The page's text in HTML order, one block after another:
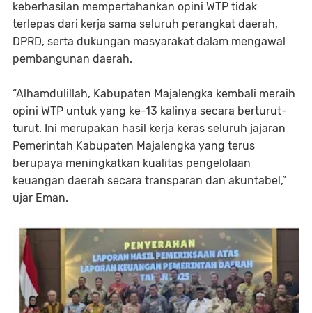
keberhasilan mempertahankan opini WTP tidak
terlepas dari kerja sama seluruh perangkat daerah,
DPRD, serta dukungan masyarakat dalam mengawal
pembangunan daerah.
“Alhamdulillah, Kabupaten Majalengka kembali meraih
opini WTP untuk yang ke-13 kalinya secara berturut-
turut. Ini merupakan hasil kerja keras seluruh jajaran
Pemerintah Kabupaten Majalengka yang terus
berupaya meningkatkan kualitas pengelolaan
keuangan daerah secara transparan dan akuntabel,”
ujar Eman.